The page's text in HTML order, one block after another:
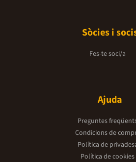
Sòcies i
Fes-te soci/a
Ajuda
Preguntes
Condicions de
Política de
Política de cookies